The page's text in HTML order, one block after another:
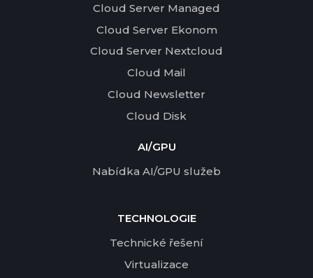
Cloud Server Managed
Cloud Server Ekonom
Cloud Server Nextcloud
Cloud Mail
Cloud Newsletter
Cloud Disk
AI/GPU
Nabídka AI/GPU služeb
TECHNOLOGIE
Technické řešení
Virtualizace